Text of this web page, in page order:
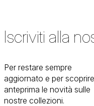
Iscriviti alla
Per restare sempre
aggiornato e per
anteprima le novità sulle
nostre collezioni.